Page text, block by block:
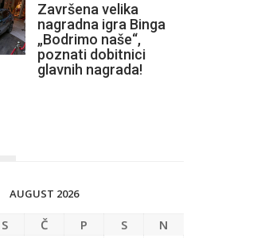
Završena velika
nagradna igra Binga
„Bodrimo naše“,
poznati dobitnici
glavnih nagrada!
AUGUST 2026
S Č P S
N